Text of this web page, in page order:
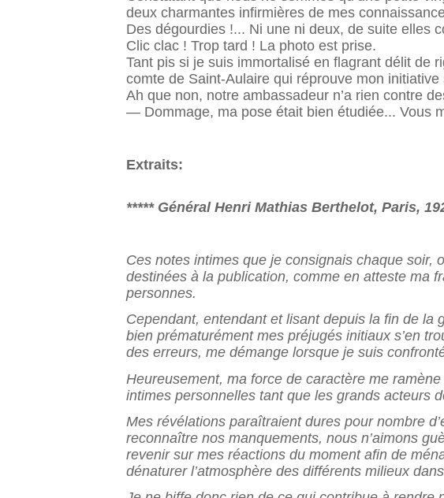
deux charmantes infirmières de mes
Des dégourdies !... Ni une ni deux, de suite elles
Clic clac ! Trop tard ! La photo est prise.
Tant pis si je suis immortalisé en flagrant délit de
comte de Saint-Aulaire qui réprouve mon initiative
Ah que non, notre ambassadeur n’a rien contre
— Dommage, ma pose était bien étudiée... Vous
Extraits:
***** Général Henri Mathias Berthelot, Paris,
Ces notes intimes que je consignais chaque soir,
destinées à la publication, comme en atteste ma
personnes.
Cependant, entendant et lisant depuis la fin de la
bien prématurément mes préjugés initiaux s’en
des erreurs, me démange lorsque je suis
Heureusement, ma force de caractère me
intimes personnelles tant que les grands acteurs
Mes révélations paraîtraient dures pour nombre
reconnaître nos manquements, nous n’aimons
revenir sur mes réactions du moment afin de
dénaturer l’atmosphère des différents milieux